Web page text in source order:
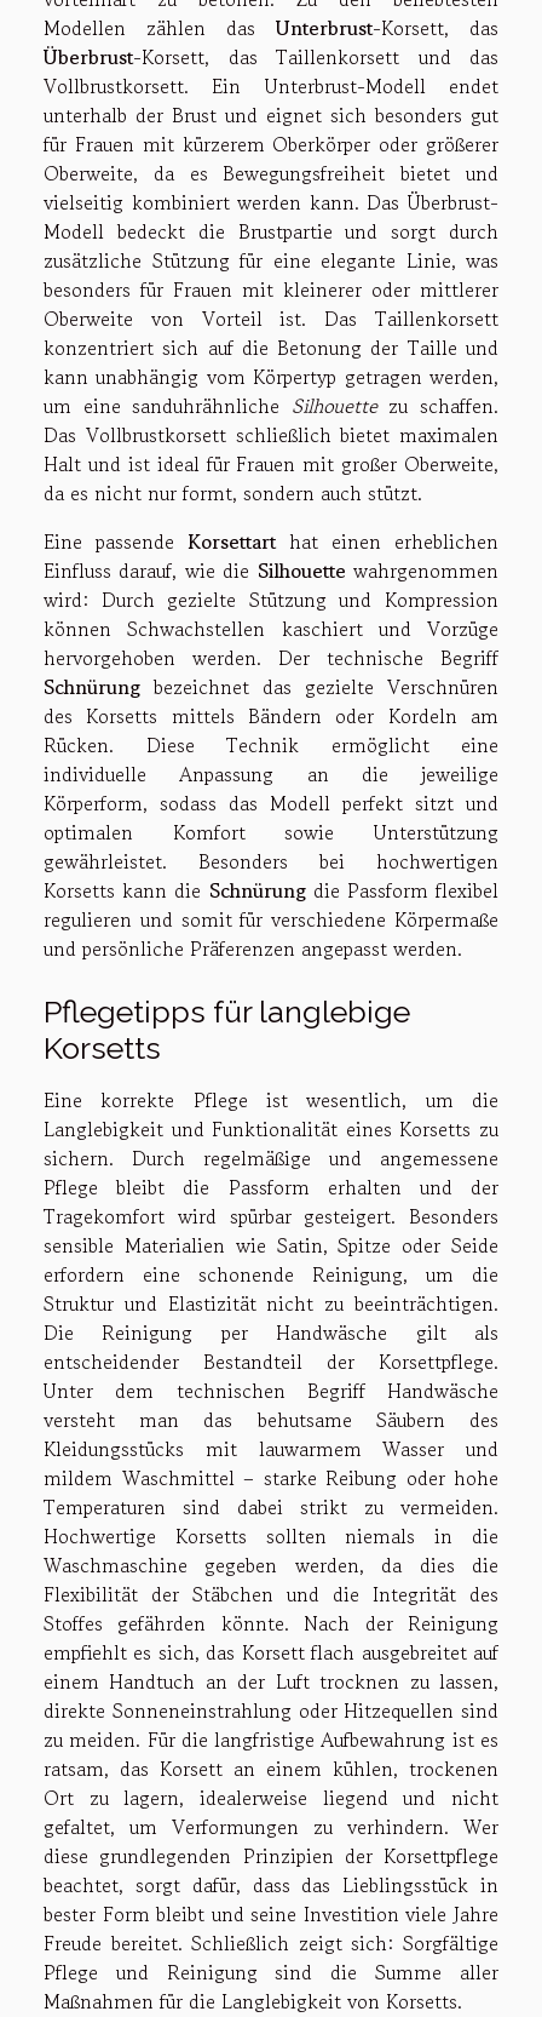
Modellen zählen das Unterbrust-Korsett, das
Überbrust-Korsett, das Taillenkorsett und das
Vollbrustkorsett. Ein Unterbrust-Modell endet
unterhalb der Brust und eignet sich besonders gut
für Frauen mit kürzerem Oberkörper oder größerer
Oberweite, da es Bewegungsfreiheit bietet und
vielseitig kombiniert werden kann. Das Überbrust-
Modell bedeckt die Brustpartie und sorgt durch
zusätzliche Stützung für eine elegante Linie, was
besonders für Frauen mit kleinerer oder mittlerer
Oberweite von Vorteil ist. Das Taillenkorsett
konzentriert sich auf die Betonung der Taille und
kann unabhängig vom Körpertyp getragen werden,
um eine sanduhrähnliche Silhouettezu schaffen.
Das Vollbrustkorsett schließlich bietet maximalen
Halt und ist ideal für Frauen mit großer Oberweite,
da es nicht nur formt, sondern auch stützt.
Eine passende Korsettarthat einen erheblichen
Einfluss darauf, wie die Silhouette wahrgenommen
wird: Durch gezielte Stützung und Kompression
können Schwachstellen kaschiert und Vorzüge
hervorgehoben werden. Der technische Begriff
Schnürung bezeichnet das gezielte Verschnüren
des Korsetts mittels Bändern oder Kordeln am
Rücken. Diese Technik ermöglicht eine
individuelle Anpassung an die jeweilige
Körperform, sodass das Modell perfekt sitzt und
optimalen Komfort sowie Unterstützung
gewährleistet. Besonders bei hochwertigen
Korsetts kann die Schnürungdie Passform flexibel
regulieren und somit für verschiedene Körpermaße
und persönliche Präferenzen angepasst werden.
Pflegetipps für langlebige
Korsetts
Eine korrekte Pflege ist wesentlich, um die
Langlebigkeit und Funktionalität eines Korsetts zu
sichern. Durch regelmäßige und angemessene
Pflege bleibt die Passform erhalten und der
Tragekomfort wird spürbar gesteigert. Besonders
sensible Materialien wie Satin, Spitze oder Seide
erfordern eine schonende Reinigung, um die
Struktur und Elastizität nicht zu beeinträchtigen.
Die Reinigung per Handwäsche gilt als
entscheidender Bestandteil der Korsettpflege.
Unter dem technischen Begriff Handwäsche
versteht man das behutsame Säubern des
Kleidungsstücks mit lauwarmem Wasser und
mildem Waschmittel – starke Reibung oder hohe
Temperaturen sind dabei strikt zu vermeiden.
Hochwertige Korsetts sollten niemals in die
Waschmaschine gegeben werden, da dies die
Flexibilität der Stäbchen und die Integrität des
Stoffes gefährden könnte. Nach der Reinigung
empfiehlt es sich, das Korsett flach ausgebreitet auf
einem Handtuch an der Luft trocknen zu lassen,
direkte Sonneneinstrahlung oder Hitzequellen sind
zu meiden. Für die langfristige Aufbewahrung ist es
ratsam, das Korsett an einem kühlen, trockenen
Ort zu lagern, idealerweise liegend und nicht
gefaltet, um Verformungen zu verhindern. Wer
diese grundlegenden Prinzipien der Korsettpflege
beachtet, sorgt dafür, dass das Lieblingsstück in
bester Form bleibt und seine Investition viele Jahre
Freude bereitet. Schließlich zeigt sich: Sorgfältige
Pflege und Reinigung sind die Summe aller
Maßnahmen für die Langlebigkeit von Korsetts.